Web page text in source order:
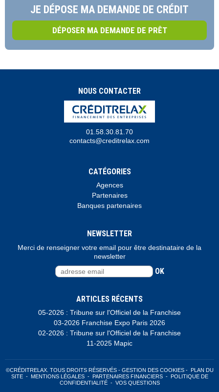
JE DÉPOSE MA DEMANDE DE CRÉDIT
DÉPOSER MA DEMANDE DE PRÊT
NOUS CONTACTER
01.58.30.81.70
contacts@creditrelax.com
CATÉGORIES
Agences
Partenaires
Banques partenaires
NEWSLETTER
Merci de renseigner votre email pour être destinataire de la
newsletter
OK
ARTICLES RÉCENTS
05-2026 : Tribune sur l'Officiel de la Franchise
03-2026 Franchise Expo Paris 2026
02-2026 : Tribune sur l'Officiel de la Franchise
11-2025 Mapic
©CRÉDITRELAX. TOUS DROITS RÉSERVÉS - GESTION DES COOKIES-
PLAN DU
SITE- MENTIONS LÉGALES- PARTENAIRES FINANCIERS-
POLITIQUE DE
CONFIDENTIALITÉ- VOS QUESTIONS